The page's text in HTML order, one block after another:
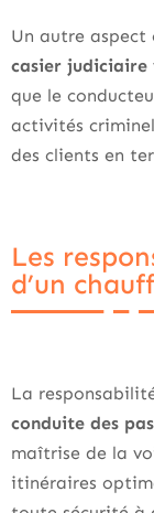
Un autre
casier judiciaire
que le
activités
des clients en
Les
d’un
La
conduite des
maîtrise de la
itinéraires